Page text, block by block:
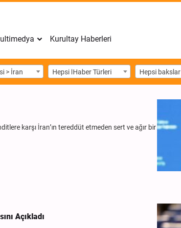
Kurultay Haberleri
> İran Hepsi اHaber Türleri Hepsi bakslar
karşı İran’ın tereddüt etmeden sert ve ağır bir
Açıkladı